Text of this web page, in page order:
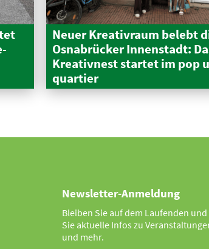
Neuer Kreativraum belebt
Osnabrücker Innen­stadt:
Kreativnest startet im pop
quartier
Newsletter-Anmeldung
Bleiben Sie auf dem Laufenden
Sie aktuelle Infos zu
und mehr.